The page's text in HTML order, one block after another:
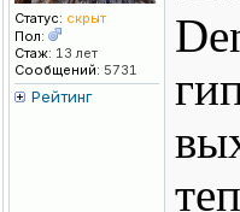
Статус: скрыт
Пол:
Стаж: 13 лет
Сообщений: 5731
Рейтинг